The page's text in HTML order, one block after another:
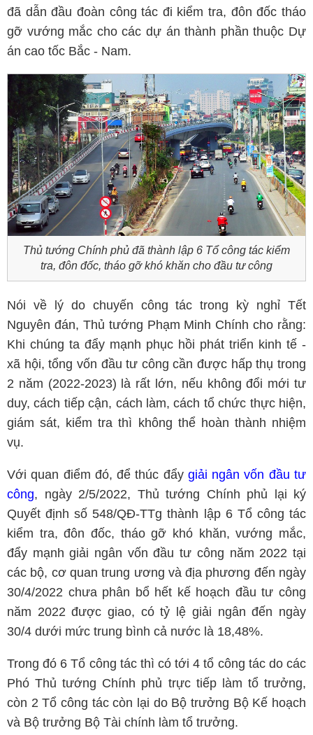
đã dẫn đầu đoàn công tác đi kiểm tra, đôn đốc tháo
gỡ vướng mắc cho các dự án thành phần thuộc Dự
án cao tốc Bắc - Nam.
Thủ tướng Chính phủ đã thành lập 6 Tổ công tác kiểm
tra, đôn đốc, tháo gỡ khó khăn cho đầu tư công
Nói về lý do chuyến công tác trong kỳ nghỉ Tết
Nguyên đán, Thủ tướng Phạm Minh Chính cho rằng:
Khi chúng ta đẩy mạnh phục hồi phát triển kinh tế -
xã hội, tổng vốn đầu tư công cần được hấp thụ trong
2 năm (2022-2023) là rất lớn, nếu không đổi mới tư
duy, cách tiếp cận, cách làm, cách tổ chức thực hiện,
giám sát, kiểm tra thì không thể hoàn thành nhiệm
vụ.
Với quan điểm đó, để thúc đẩy giải ngân vốn đầu tư
công, ngày 2/5/2022, Thủ tướng Chính phủ lại ký
Quyết định số 548/QĐ-TTg thành lập 6 Tổ công tác
kiểm tra, đôn đốc, tháo gỡ khó khăn, vướng mắc,
đẩy mạnh giải ngân vốn đầu tư công năm 2022 tại
các bộ, cơ quan trung ương và địa phương đến ngày
30/4/2022 chưa phân bổ hết kế hoạch đầu tư công
năm 2022 được giao, có tỷ lệ giải ngân đến ngày
30/4 dưới mức trung bình cả nước là 18,48%.
Trong đó 6 Tổ công tác thì có tới 4 tổ công tác do các
Phó Thủ tướng Chính phủ trực tiếp làm tổ trưởng,
còn 2 Tổ công tác còn lại do Bộ trưởng Bộ Kế hoạch
và Bộ trưởng Bộ Tài chính làm tổ trưởng.